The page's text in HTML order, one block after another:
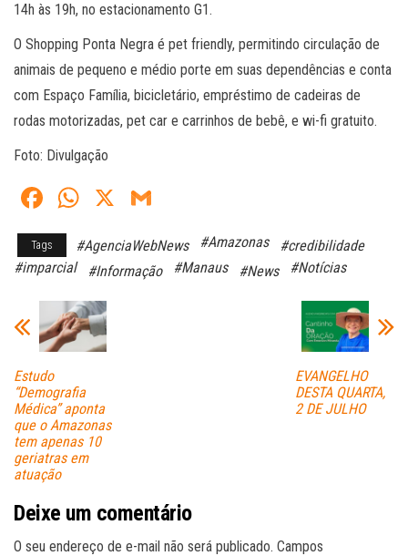
14h às 19h, no estacionamento G1.
O Shopping Ponta Negra é pet friendly, permitindo circulação de
animais de pequeno e médio porte em suas dependências e conta
com Espaço Família, bicicletário, empréstimo de cadeiras de
rodas motorizadas, pet car e carrinhos de bebê, e wi-fi gratuito.
Foto: Divulgação
Fa
ce
bo
W
ts
A
pp
X
ail
Tags #AgenciaWebNews #Amazonas
#credibilidade
#imparcial
#Informação #Manaus #News #Notícias
Estudo
“Demografia
Médica” aponta
que o Amazonas
tem apenas 10
geriatras em
atuação
EVANGELHO
DESTA QUARTA,
2 DE JULHO
Deixe um comentário
O seu endereço de e-mail não será publicado. Campos